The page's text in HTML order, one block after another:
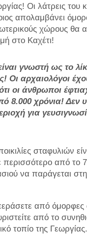
Οι λάτρεις του
απολαμβάνει
χώρους θα
στο Καχέτι!
γνωστή ως το
Οι αρχαιολόγοι
οι άνθρωποι
8.000 χρόνια! Δεν
για
σταφυλιών
περισσότερο από το
να παράγεται
από όμορφες
από το
τοπίο της Γεωργίας.